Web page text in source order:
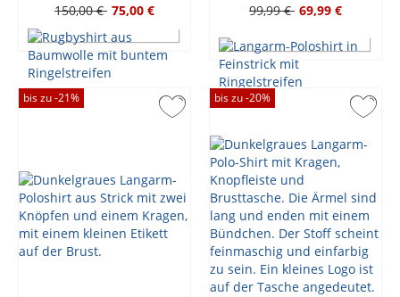
150,00 € 75,00 €
99,99 € 69,99 €
bis zu -21% bis zu -20%